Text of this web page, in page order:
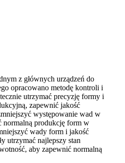
z głównych urządzeń do
opracowano metodę kontroli i
utrzymać precyzję formy i
zapewnić jakość
występowanie wad w
normalną produkcję form w
wady form i jakość
utrzymać najlepszy stan
aby zapewnić normalną